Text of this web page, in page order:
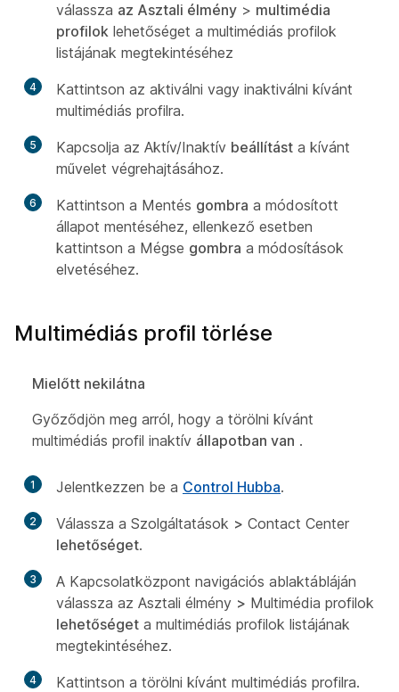
válassza az Asztali élmény > multimédia
profilok lehetőséget a multimédiás profilok
listájának megtekintéséhez
4
Kattintson az aktiválni vagy inaktiválni kívánt
multimédiás profilra.
5 Kapcsolja az Aktív/Inaktív beállítást a kívánt
művelet végrehajtásához.
6 Kattintson a Mentés gombra a módosított
állapot mentéséhez, ellenkező esetben
kattintson a Mégse gombra a módosítások
elvetéséhez.
Multimédiás profil törlése
Mielőtt nekilátna
Győződjön meg arról, hogy a törölni kívánt
multimédiás profil inaktív állapotban van .
1 Jelentkezzen be a Control Hubba.
2 Válassza a Szolgáltatások > Contact Center
lehetőséget.
3
A Kapcsolatközpont navigációs ablaktábláján
válassza az Asztali élmény > Multimédia profilok
lehetőséget a multimédiás profilok listájának
megtekintéséhez.
4 Kattintson a törölni kívánt multimédiás profilra.